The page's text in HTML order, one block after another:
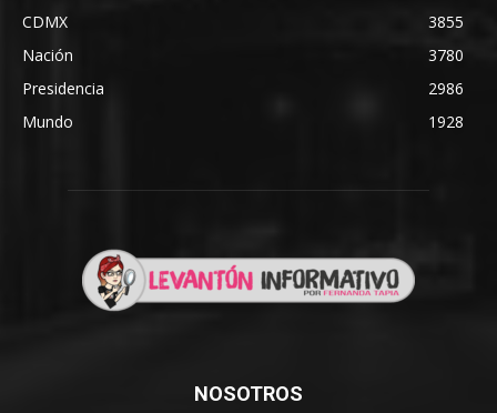
CDMX
3855
Nación
3780
Presidencia
2986
Mundo
1928
NOSOTROS